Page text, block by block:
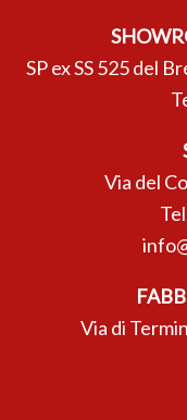
SP ex SS 525 del
Via del
Via di